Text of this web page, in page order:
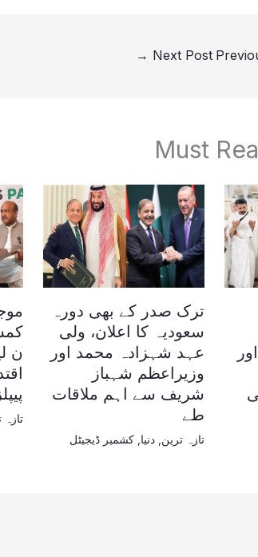
Next Post
→
Must
ترک صدر کے بھی دورہ
سعودیہ کا اعلان، ولی
عہد شہزادہ محمد اور
وزیراعظم شہباز
شریف سے اہم ملاقات
طے
تازہ ترین ,دنیا ,کشمیر ڈیجیٹل
ن
تازہ